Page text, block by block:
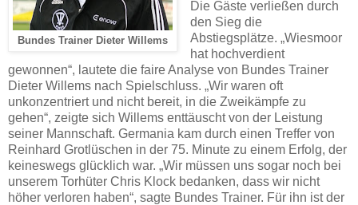
Bundes Trainer Dieter Willems
Die Gäste verließen durch
den Sieg die
Abstiegsplätze. „Wiesmoor
hat hochverdient
gewonnen“, lautete die faire Analyse von Bundes Trainer
Dieter Willems nach Spielschluss. „Wir waren oft
unkonzentriert und nicht bereit, in die Zweikämpfe zu
gehen“, zeigte sich Willems enttäuscht von der Leistung
seiner Mannschaft. Germania kam durch einen Treffer von
Reinhard Grotlüschen in der 75. Minute zu einem Erfolg, der
keineswegs glücklich war. „Wir müssen uns sogar noch bei
unserem Torhüter Chris Klock bedanken, dass wir nicht
höher verloren haben“, sagte Bundes Trainer. Für ihn ist der